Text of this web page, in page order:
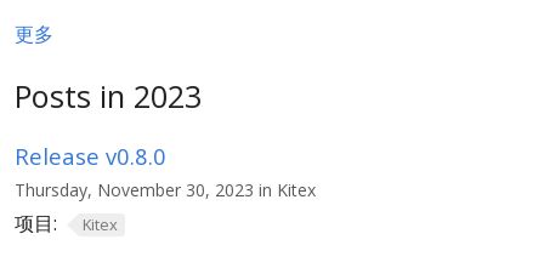
更多
Posts in 2023
Release v0.8.0
Thursday, November 30, 2023 in Kitex
项目: Kitex